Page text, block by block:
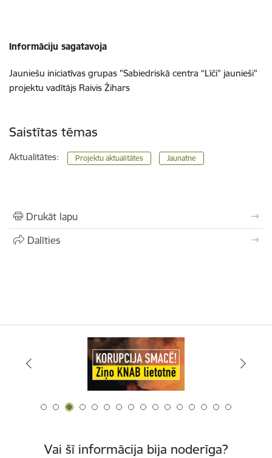
Informāciju sagatavoja
Jauniešu iniciatīvas grupas "Sabiedriskā centra “Līči” jaunieši"
projektu vadītājs Raivis Žihars
Saistītas tēmas
Aktualitātes: Projektu aktualitātes Jaunatne
Drukāt lapu
Dalīties
Vai šī informācija bija noderīga?